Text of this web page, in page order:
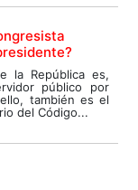
la República es,
público por
también es el
del Código...